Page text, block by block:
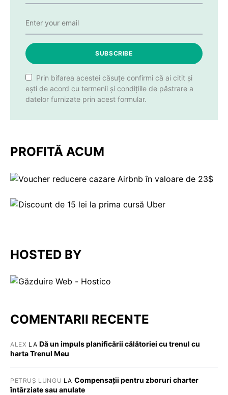
SUBSCRIBE
Prin bifarea acestei căsuțe confirmi că ai citit și
ești de acord cu termenii și condițiile de păstrare a
datelor furnizate prin acest formular.
PROFITĂ ACUM
HOSTED BY
COMENTARII RECENTE
ALEX LA Dă un impuls planificării călătoriei cu trenul cu
harta Trenul Meu
PETRUȘ LUNGU LA Compensații pentru zboruri charter
întârziate sau anulate